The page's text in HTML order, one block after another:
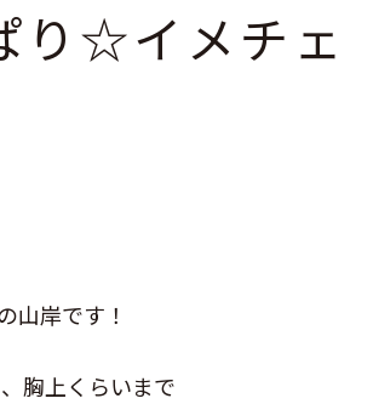
り☆イメチェ
山岸です！
胸上くらいまで